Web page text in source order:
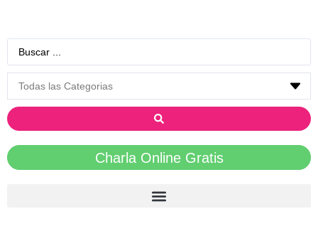
Charla Online Gratis